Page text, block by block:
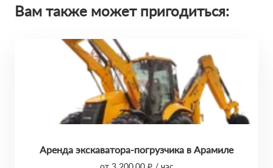
Вам также может пригодиться:
Аренда экскаватора-погрузчика в Арамиле